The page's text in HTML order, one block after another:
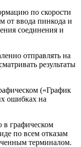
по скорости
от ввода пинкода и
соединения и
отправлять на
результаты
(«График
ошибках на
графическом
по всем отказам
терминалом.